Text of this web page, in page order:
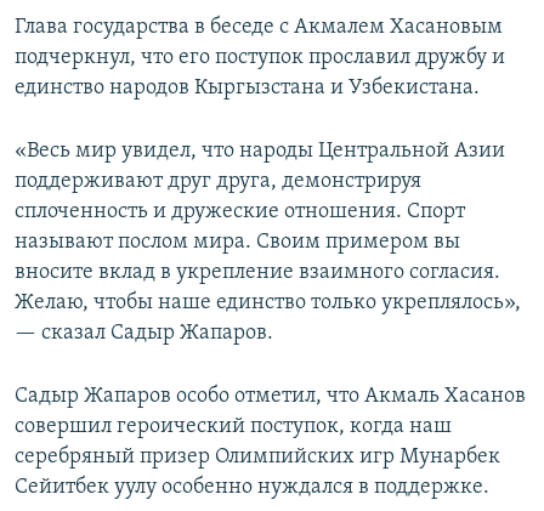
Глава государства в беседе с Акмалем Хасановым
подчеркнул, что его поступок прославил дружбу и
единство народов Кыргызстана и Узбекистана.
«Весь мир увидел, что народы Центральной Азии
поддерживают друг друга, демонстрируя
сплоченность и дружеские отношения. Спорт
называют послом мира. Своим примером вы
вносите вклад в укрепление взаимного согласия.
Желаю, чтобы наше единство только укреплялось»,
— сказал Садыр Жапаров.
Садыр Жапаров особо отметил, что Акмаль Хасанов
совершил героический поступок, когда наш
серебряный призер Олимпийских игр Мунарбек
Сейитбек уулу особенно нуждался в поддержке.